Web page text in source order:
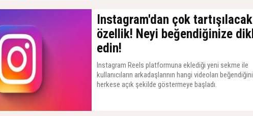
Instagram'dan çok tartışılacak
özellik! Neyi beğendiğinize
edin!
Instagram Reels platformuna eklediği yeni sekme ile
kullanıcıların arkadaşlarının hangi videoları beğendiğini
herkese açık şekilde göstermeye başladı.